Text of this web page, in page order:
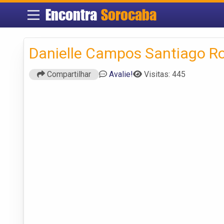
Encontra Sorocaba
Danielle Campos Santiago
Compartilhar Avalie! Visitas: 445